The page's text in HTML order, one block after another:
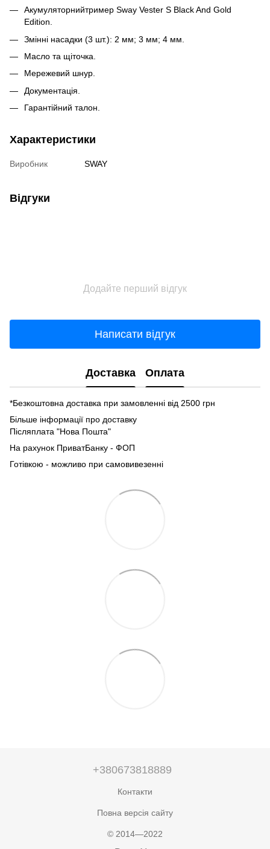
Акумуляторнийтример Sway Vester S Black And Gold
Edition.
Змінні насадки (3 шт.): 2 мм; 3 мм; 4 мм.
Масло та щіточка.
Мережевий шнур.
Документація.
Гарантійний талон.
Характеристики
Виробник SWAY
Відгуки
Додайте перший відгук
Написати відгук
Доставка Оплата
*Безкоштовна доставка при замовленні від 2500 грн
Більше інформації про доставку
Післяплата "Нова Пошта"
На рахунок ПриватБанку - ФОП
Готівкою - можливо при самовивезенні
+380673818889
Контакти
Повна версія сайту
© 2014—2022